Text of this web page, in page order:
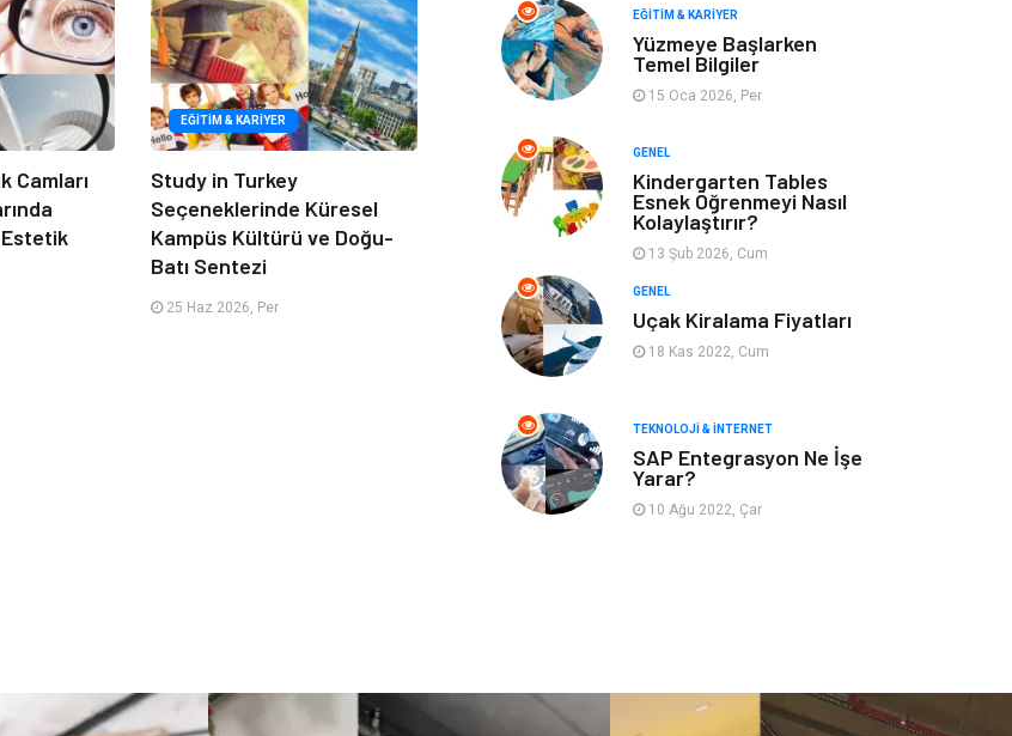
Camları
EĞITIM & KARIYER
Study in Turkey
Seçeneklerinde Küresel
Kampüs Kültürü ve Doğu-
Batı Sentezi
25 Haz 2026, Per
Yeme & İçme Anne & Çocuk
Ev İşleri Gayrimenkul
Organizasyon
Astroloji Aksesuar
Mobilya
Bebek Giyim saç dökülmesi
saç bakımı
kozmetiğin püf
noktaları
Spor Malzemeleri
EĞITIM & KARIYER
Yüzmeye Başlarken
Temel Bilgiler
15 Oca 2026, Per
GENEL
Kindergarten Tables
Esnek Öğrenmeyi Nasıl
Kolaylaştırır?
13 Şub 2026, Cum
GENEL
Uçak Kiralama Fiyatları
18 Kas 2022, Cum
TEKNOLOJI & İNTERNET
SAP Entegrasyon Ne İşe
Yarar?
10 Ağu 2022, Çar